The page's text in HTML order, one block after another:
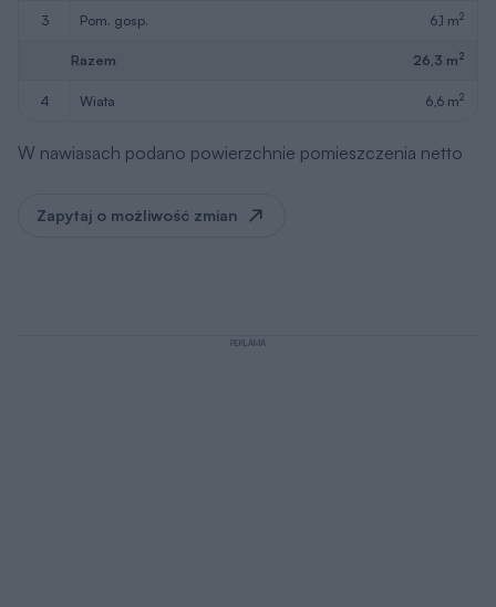
3 pom. gosp. 6,1 m2
Razem 26,3 m2
4 wiata 6,6 m2
W nawiasach podano powierzchnie pomieszczenia netto
Zapytaj o możliwość zmian
REKLAMA